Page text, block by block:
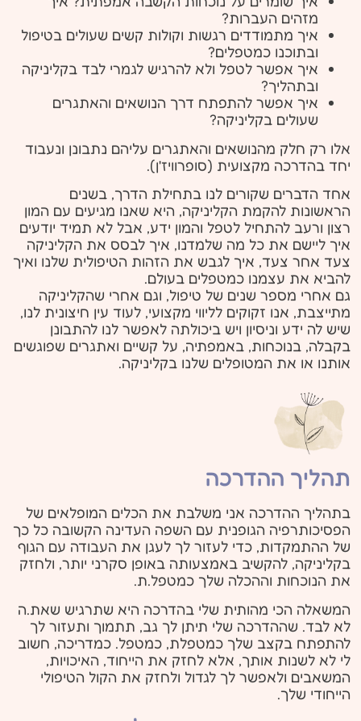
מזהים העברות?
איך מתמודדים רגשות וקולות קשים שעולים בטיפול
ובתוכנו כמטפלים?
איך אפשר לטפל ולא להרגיש לגמרי לבד בקליניקה
ובתהליך?
איך אפשר להתפתח דרך הנושאים והאתגרים
שעולים בקליניקה?
אלו רק חלק מהנושאים והאתגרים עליהם נתבונן ונעבוד
יחד בהדרכה מקצועית (סופרוויז'ן).
אחד הדברים שקורים לנו בתחילת הדרך, בשנים
הראשונות להקמת הקליניקה, היא שאנו מגיעים עם המון
רצון ורעב להתחיל לטפל והמון ידע, אבל לא תמיד יודעים
איך ליישם את כל מה שלמדנו, איך לבסס את הקליניקה
צעד אחר צעד, איך לגבש את הזהות הטיפולית שלנו ואיך
להביא את עצמנו כמטפלים בעולם.
גם אחרי מספר שנים של טיפול, וגם אחרי שהקליניקה
מתייצבת, אנו זקוקים לליווי מקצועי, לעוד עין חיצונית לנו,
שיש לה ידע וניסיון ויש ביכולתה לאפשר לנו להתבונן
בקבלה, בנוכחות, באמפתיה, על קשיים ואתגרים שפוגשים
אותנו או את המטופלים שלנו בקליניקה.
תהליך ההדרכה
בתהליך ההדרכה אני משלבת את הכלים המופלאים של
הפסיכותרפיה הגופנית עם השפה העדינה הקשובה כל כך
של ההתמקדות, כדי לעזור לך לעגן את העבודה עם הגוף
בקליניקה, להקשיב באמצעותה באופן סקרני יותר, ולחזק
את הנוכחות וההכלה שלך כמטפל.ת.
המשאלה הכי מהותית שלי בהדרכה היא שתרגיש שאת.ה
לא לבד. שההדרכה שלי תיתן לך גב, תתמוך ותעזור לך
להתפתח בקצב שלך כמטפלת, כמטפל. כמדריכה, חשוב
לי לא לשנות אותך, אלא לחזק את הייחוד, האיכויות,
המשאבים ולאפשר לך לגדול ולחזק את הקול הטיפולי
הייחודי שלך.